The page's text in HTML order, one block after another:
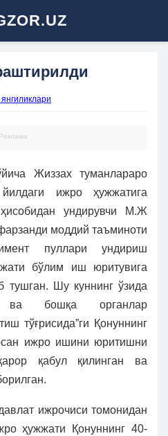
Реклама
Жиззах туманлараро
ижро ҳужжатига
ундирувчи М.Ж
моддий таъминоти
пуллари ундириш
бўлим иш юритувига
тушган. Шу куннинг ўзида
ва бошқа органлар
тўғрисида”ги Қонуннинг
ижро ишини юритишни
қабул қилинган ва
ижрочиси томонидан
ҳужжати Қонуннинг 40-